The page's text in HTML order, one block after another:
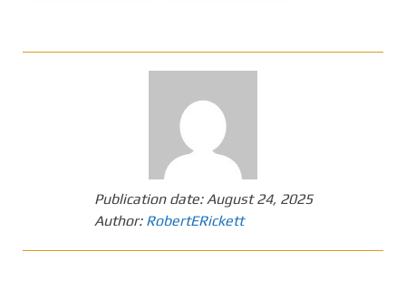
Publication date:August 24, 2025
Author: RobertERickett